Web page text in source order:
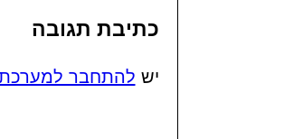
כתיבת תגובה
יש להתחבר